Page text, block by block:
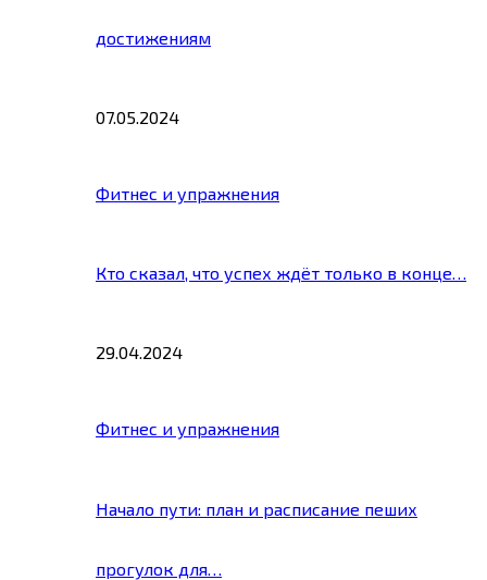
достижениям
07.05.2024
Фитнес и упражнения
Кто сказал, что успех ждёт только в конце…
29.04.2024
Фитнес и упражнения
Начало пути: план и расписание пеших
прогулок для…